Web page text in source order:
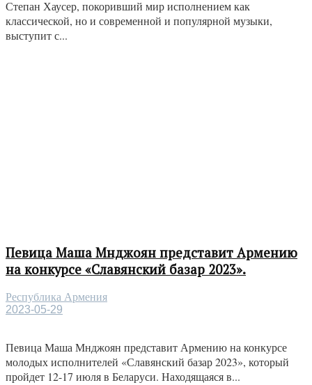
Степан Хаусер, покоривший мир исполнением как
классической, но и современной и популярной музыки,
выступит с...
Певица Маша Мнджоян представит Армению
на конкурсе «Славянский базар 2023».
Республика Армения
2023-05-29
Певица Маша Мнджоян представит Армению на конкурсе
молодых исполнителей «Славянский базар 2023», который
пройдет 12-17 июля в Беларуси. Находящаяся в...